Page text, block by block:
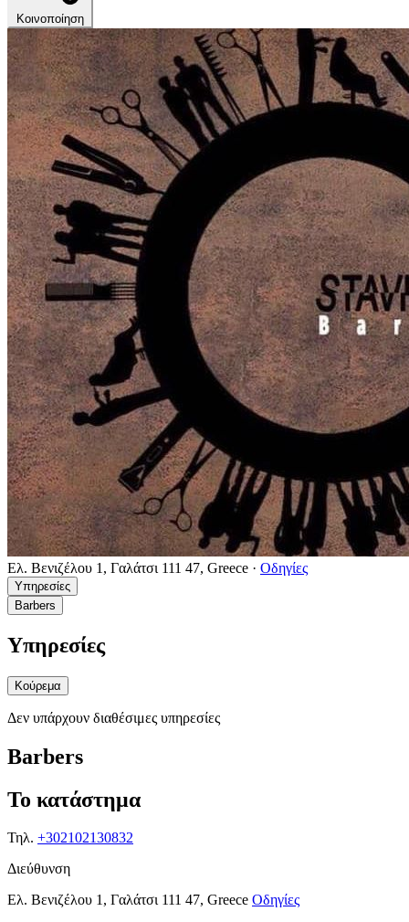
Κοινοποίηση
Ελ. Βενιζέλου 1, Γαλάτσι 111 47, Greece · Οδηγίες
Υπηρεσίες
Barbers
Υπηρεσίες
Κούρεμα
Δεν υπάρχουν διαθέσιμες υπηρεσίες
Barbers
Το κατάστημα
Τηλ. +302102130832
Διεύθυνση
Ελ. Βενιζέλου 1, Γαλάτσι 111 47, Greece Οδηγίες